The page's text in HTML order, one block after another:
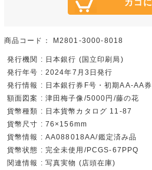
商品コード： M2801-3000-8018
発行機関 : 日本銀行 (国立印刷局)
発行年号 : 2024年7月3日発行
発行情報 : 日本銀行券F号・初期AA-AA券
額面図案 : 津田梅子像/5000円/藤の花
貨幣種類 : 日本貨幣カタログ 11-87
貨幣尺寸 : 76×156mm
貨幣情報 : AA088018AA/鑑定済み品
貨幣状態 : 完全未使用/PCGS-67PPQ
関連情報 : 写真実物 (店頭在庫)